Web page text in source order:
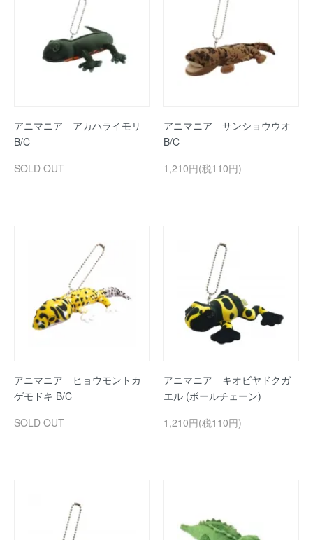
アニマニア アカハライモリ
B/C
SOLD OUT
アニマニア サンショウウオ
B/C
1,210円(税110円)
アニマニア ヒョウモントカ
ゲモドキ B/C
SOLD OUT
アニマニア キオビヤドクガ
エル (ボールチェーン)
1,210円(税110円)